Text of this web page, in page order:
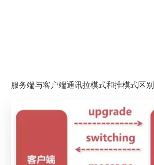
服务端与客户端通讯拉模式和推模式区别